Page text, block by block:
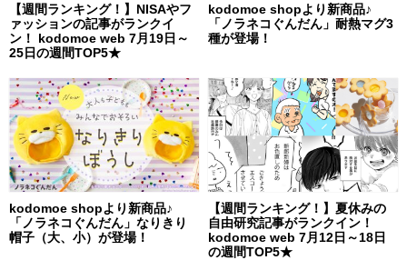
【週間ランキング！】NISAやフ
ァッションの記事がランクイ
ン！ kodomoe web 7月19日～
25日の週間TOP5★
kodomoe shopより新商品♪
「ノラネコぐんだん」耐熱マグ3
種が登場！
kodomoe shopより新商品♪
「ノラネコぐんだん」なりきり
帽子（大、小）が登場！
【週間ランキング！】夏休みの
自由研究記事がランクイン！
kodomoe web 7月12日～18日
の週間TOP5★